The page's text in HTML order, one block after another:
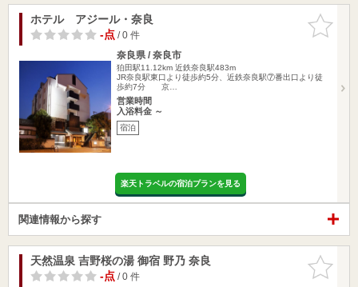
お気に入
りに追加
ホテル アジール・奈良
-点/ 0 件
奈良県 / 奈良市
狛田駅11.12km 近鉄奈良駅483m
JR奈良駅東口より徒歩約5分、近鉄奈良駅⑦番出口より徒
歩約7分 京…
営業時間
入浴料金 ～
宿泊
楽天トラベルの宿泊プランを見る
関連情報から探す
お気に入
りに追加
天然温泉 吉野桜の湯 御宿 野乃 奈良
-点/ 0 件